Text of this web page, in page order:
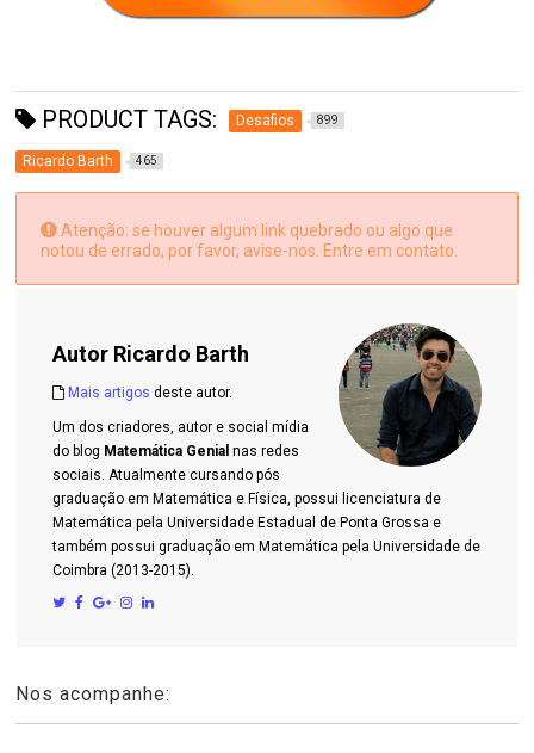
PRODUCT TAGS: Desafios 899
Ricardo Barth 465
Atenção: se houver algum link quebrado ou algo que
notou de errado, por favor, avise-nos. Entre em contato.
Autor Ricardo Barth
Mais artigos deste autor.
Um dos criadores, autor e social mídia
do blog Matemática Genial nas redes
sociais. Atualmente cursando pós
graduação em Matemática e Física, possui licenciatura de
Matemática pela Universidade Estadual de Ponta Grossa e
também possui graduação em Matemática pela Universidade de
Coimbra (2013-2015).
Nos acompanhe: